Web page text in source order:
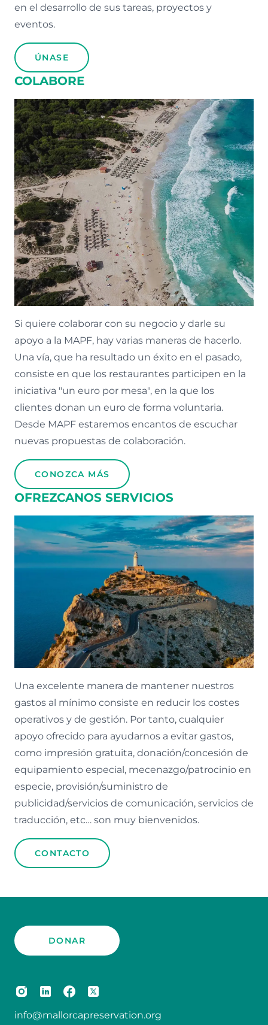
en el desarrollo de sus tareas, proyectos y
eventos.
ÚNASE
COLABORE
Si quiere colaborar con su negocio y darle su
apoyo a la MAPF, hay varias maneras de hacerlo.
Una vía, que ha resultado un éxito en el pasado,
consiste en que los restaurantes participen en la
iniciativa "un euro por mesa", en la que los
clientes donan un euro de forma voluntaria.
Desde MAPF estaremos encantos de escuchar
nuevas propuestas de colaboración.
CONOZCA MÁS
OFREZCANOS SERVICIOS
Una excelente manera de mantener nuestros
gastos al mínimo consiste en reducir los costes
operativos y de gestión. Por tanto, cualquier
apoyo ofrecido para ayudarnos a evitar gastos,
como impresión gratuita, donación/concesión de
equipamiento especial, mecenazgo/patrocinio en
especie, provisión/suministro de
publicidad/servicios de comunicación, servicios de
traducción, etc… son muy bienvenidos.
CONTACTO
DONAR
info@mallorcapreservation.org